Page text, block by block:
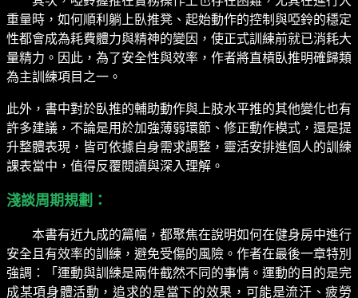
重量時，如何順利躺上臥推凳、起始動作的控制與啞鈴的穩定
性都會成為耗費體力與精神的變因，使正式訓練前就已消耗大
量精力。因此，為了安全性與效率，作者將直槓臥推明確歸類
為主訓練項目之一。
此外，書中對於臥推的輔助動作與上肢水平推的其他變化也有
許多建議，不論是用於加強薄弱環節、修正動作模式，還是提
升整體表現，皆可依據自身需求調整，靈活安排進個人的訓練
課表當中，值得反覆閱讀與深入理解。
淺談周期規劃：
本書有近九成的篇幅，都聚焦在說明如何在健身房中進行
安全且有效率的訓練，避免受傷的風險。作者在最後一章特別
強調：「運動與訓練是兩件截然不同的事情。運動的目的是完
成某項身體活動，追求的是當下的效果，可能是流汗、疲勞